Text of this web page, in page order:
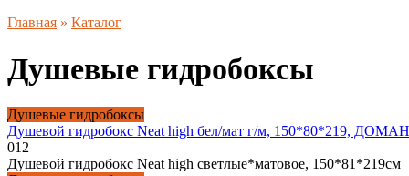
Главная » Каталог
Душевые гидробоксы
Душевые гидробоксы
Душевой гидробокс Neat high бел/мат г/м, 150*80*219,
012
Душевой гидробокс Neat high светлые*матовое, 150*81*219см